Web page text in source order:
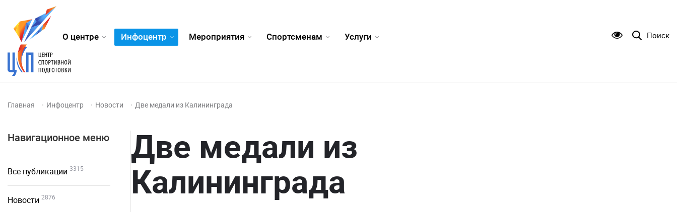
О центре Инфоцентр Мероприятия Спортсменам Услуги Поиск
Главная Инфоцентр Новости Две медали из Калининграда
Навигационное меню
Все публикации 3315
Новости 2876
Две медали из
Калининграда